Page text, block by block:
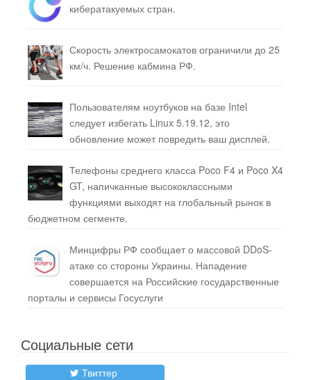
кибератакуемых стран.
Скорость электросамокатов ограничили до 25
км/ч. Решение кабмина РФ.
Пользователям ноутбуков на базе Intel
следует избегать Linux 5.19.12, это
обновление может повредить ваш дисплей.
Телефоны среднего класса Poco F4 и Poco X4
GT, напичканные высококлассными
функциями выходят на глобальный рынок в
бюджетном сегменте.
Минцифры РФ сообщает о массовой DDoS-
атаке со стороны Украины. Нападение
совершается на Российские государственные
порталы и сервисы Госуслуги
Социальные сети
Твиттер